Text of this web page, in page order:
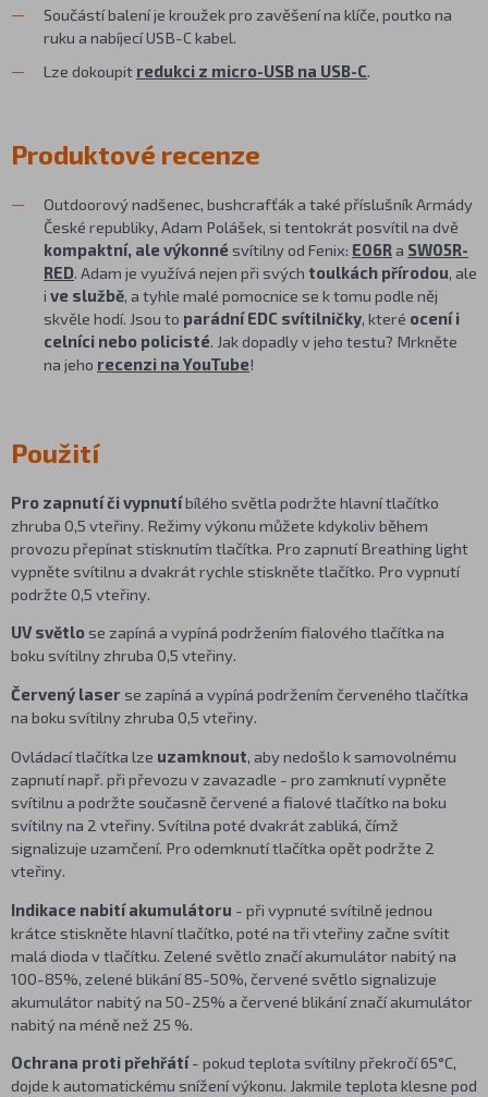
Součástí balení je kroužek pro zavěšení na klíče, poutko na
ruku a nabíjecí USB-C kabel.
Lze dokoupit redukci z micro-USB na USB-C.
Produktové recenze
Outdoorový nadšenec, bushcrafťák a také příslušník Armády
České republiky, Adam Polášek, si tentokrát posvítil na dvě
kompaktní, ale výkonné svítilny od Fenix: E06Ra SW05R-
RED. Adam je využívá nejen při svých toulkách přírodou, ale
i ve službě, a tyhle malé pomocnice se k tomu podle něj
skvěle hodí. Jsou to parádní EDC svítilničky, které ocení i
celníci nebo policisté. Jak dopadly v jeho testu? Mrkněte
na jeho recenzi na YouTube!
Použití
Pro zapnutí či vypnutíbílého světla podržte hlavní tlačítko
zhruba 0,5 vteřiny. Režimy výkonu můžete kdykoliv během
provozu přepínat stisknutím tlačítka. Pro zapnutí Breathing light
vypněte svítilnu a dvakrát rychle stiskněte tlačítko. Pro vypnutí
podržte 0,5 vteřiny.
UV světlo se zapíná a vypíná podržením fialového tlačítka na
boku svítilny zhruba 0,5 vteřiny.
Červený laser se zapíná a vypíná podržením červeného tlačítka
na boku svítilny zhruba 0,5 vteřiny.
Ovládací tlačítka lze uzamknout, aby nedošlo k samovolnému
zapnutí např. při převozu v zavazadle - pro zamknutí vypněte
svítilnu a podržte současně červené a fialové tlačítko na boku
svítilny na 2 vteřiny. Svítilna poté dvakrát zabliká, čímž
signalizuje uzamčení. Pro odemknutí tlačítka opět podržte 2
vteřiny.
Indikace nabití akumulátoru - při vypnuté svítilně jednou
krátce stiskněte hlavní tlačítko, poté na tři vteřiny začne svítit
malá dioda v tlačítku. Zelené světlo značí akumulátor nabitý na
100-85%, zelené blikání 85-50%, červené světlo signalizuje
akumulátor nabitý na 50-25% a červené blikání značí akumulátor
nabitý na méně než 25 %.
Ochrana proti přehřátí- pokud teplota svítilny překročí 65°C,
dojde k automatickému snížení výkonu. Jakmile teplota klesne pod